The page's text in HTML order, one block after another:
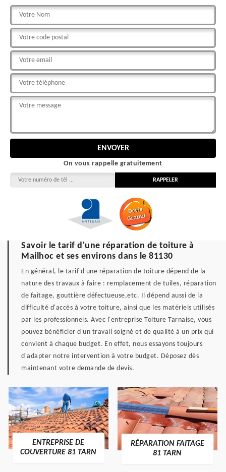
On vous rappelle gratuitement
Savoir le tarif d'une réparation de toiture à
Mailhoc et ses environs dans le 81130
En général, le tarif d'une réparation de toiture dépend de la
nature des travaux à faire : remplacement de tuiles, réparation
de faîtage, gouttière défectueuse,etc. Il dépend aussi de la
difficulté d'accès à votre toiture, ainsi que les matériels utilisés
par les professionnels. Avec l'entreprise Toiture Tarnaise, vous
pouvez bénéficier d'un travail soigné et de qualité à un prix qui
convient à chaque budget. En effet, nous essayons toujours
d'adapter notre intervention à votre budget. Déposez dès
maintenant votre demande de devis.
ENTREPRISE DE
COUVERTURE 81 TARN
RÉPARATION FAITAGE
81 TARN